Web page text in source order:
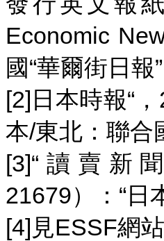
Economic
國“華爾街日報”
[2] 日本時報“ ，
本/東北：聯合
[3]“ 讀賣新聞
21679）： “ 日
[4] 見ESSF網